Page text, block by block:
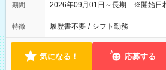
期間 2026年09月01日～長期 ※開始日
特徴 履歴書不要 / シフト勤務
気になる！ 応募する